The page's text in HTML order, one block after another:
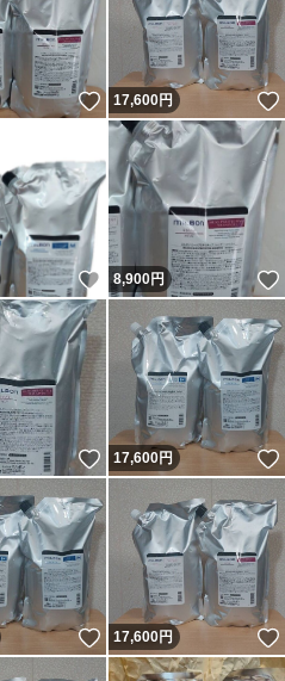
いいね！
17,600円
いいね！
8,900円
いいね！
17,600円
いいね！
17,600円